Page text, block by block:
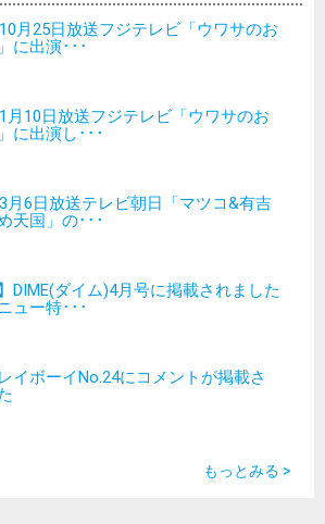
月25日放送フジテレビ「ウワサのお
に出演･･･
月10日放送フジテレビ「ウワサのお
に出演し･･･
月6日放送テレビ朝日「マツコ&有吉
天国」の･･･
DIME(ダイム)4月号に掲載されました
ュー特･･･
イボーイNo.24にコメントが掲載さ
もっとみる >